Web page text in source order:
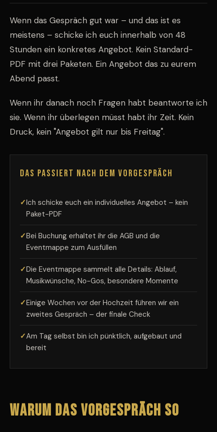
Wenn das Gespräch gut war – und das ist es
meistens – schicke ich euch innerhalb von 48
Stunden ein konkretes Angebot. Kein Standard-
PDF mit drei Paketen. Ein Angebot das zu eurem
Abend passt.
Wenn ihr danach noch Fragen habt beantworte ich
sie. Wenn ihr überlegen müsst habt ihr Zeit. Kein
Druck, kein "Angebot gilt nur bis Freitag".
Das passiert nach dem Vorgespräch
Ich schicke euch ein individuelles Angebot – kein
Paket-PDF
Bei Buchung erhaltet ihr die AGB und die
Eventmappe zum Ausfüllen
Die Eventmappe sammelt alle Details: Ablauf,
Musikwünsche, No-Gos, besondere Momente
Einige Wochen vor der Hochzeit führen wir ein
zweites Gespräch – der finale Check
Am Tag selbst bin ich pünktlich, aufgebaut und
bereit
Warum das Vorgespräch so